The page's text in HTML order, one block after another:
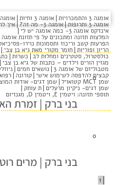
בני
ברק
אומגה 3 והתמכרויות אומגה 3 וחיות אומגה 3 ומחלות שונות
אומגה 3 ותרופות אומגה 3- מה זה? איך לתת
אינדקס אומגה 3- כמה אומגה יש לי
המלצות תזונה ומתכונים על פי תזונת אומגה
הפרעות קשב וריכוז ותסמונות נוירו-
הריון ופוריות חומר מקורי מאת גיא בן צבי
כולסטרול, סטטינים ומחלות לב כשרות
מגזין הורים וילדים – כתבות של גיא בן צבי
מטבוליזם של אומגה 3 נושאים חמים
קבצים להדפסה לשימוש אישי קורונה
שמן MCT קטואויל שמן דגים- אודות
שמן דגים- ניקיון מרעלים ת עותק
תוספי תזונה: ויטמין E, ויטמין D, מגנזיום
0
בני ברק | זמרת
0
בני ברק | מרים רוט
1